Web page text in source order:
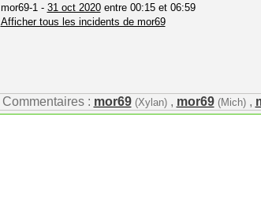
mor69-1 - 31 oct 2020entre 00:15 et 06:59
Afficher tous les incidents de mor69
Commentaires : mor69 (Xylan), mor69 (Mich),